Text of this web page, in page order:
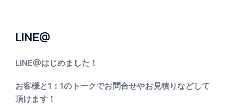
LINE@
LINE@はじめました！
お客様と1：1のトークでお問合せやお見積りなどして
頂けます！